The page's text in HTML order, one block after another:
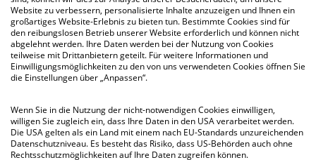
ZUM YOUTUBE-KANAL
Werde Teil unseres Teams
ZU JOBS
Website zu verbessern, personalisierte Inhalte anzuzeigen und Ihnen ein
großartiges Website-Erlebnis zu bieten tun. Bestimmte Cookies sind für
den reibungslosen Betrieb unserer Website erforderlich und können nicht
abgelehnt werden. Ihre Daten werden bei der Nutzung von Cookies
teilweise mit Drittanbietern geteilt. Für weitere Informationen und
Einwilligungsmöglichkeiten zu den von uns verwendeten Cookies öffnen Sie
die Einstellungen über „Anpassen“.
Wenn Sie in die Nutzung der nicht-notwendigen Cookies einwilligen,
willigen Sie zugleich ein, dass Ihre Daten in den USA verarbeitet werden.
Die USA gelten als ein Land mit einem nach EU-Standards unzureichenden
Datenschutzniveau. Es besteht das Risiko, dass US-Behörden auch ohne
Rechtsschutzmöglichkeiten auf Ihre Daten zugreifen können.